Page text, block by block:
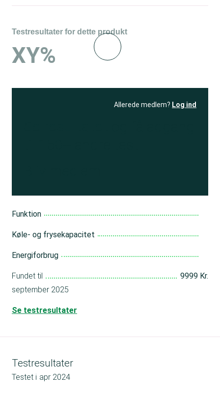
Testresultater for dette produkt
XY%
Allerede medlem? Log ind
Funktion
Køle- og frysekapacitet
Energiforbrug
Fundet til
9999 Kr.
september 2025
Se testresultater
Testresultater
Testet i apr 2024